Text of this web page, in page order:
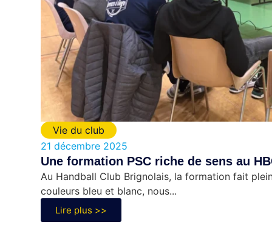
Vie du club
21 décembre 2025
Une formation PSC riche de sens au
Au Handball Club Brignolais, la formation fait
couleurs bleu et blanc, nous...
Lire plus >>